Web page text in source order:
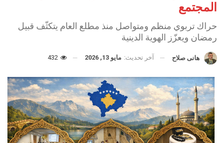
المجتمع
حراك تربوي منظم ومتواصل منذ مطلع العام يتكثّف قبيل
رمضان ويعزّز الهوية الدينية
هانى صلاح آخر تحديث: مايو 13, 2026